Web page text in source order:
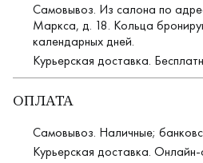
Самовывоз. Из салона по
Маркса, д. 18. Кольца
календарных дней.
Курьерская доставка.
ОПЛАТА
Самовывоз. Наличные;
Курьерская доставка.